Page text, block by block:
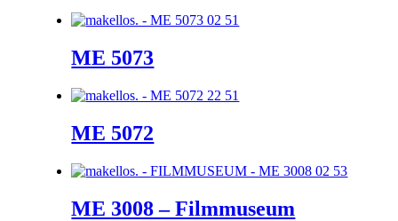
ME 5073
ME 5072
ME 3008 – Filmmuseum